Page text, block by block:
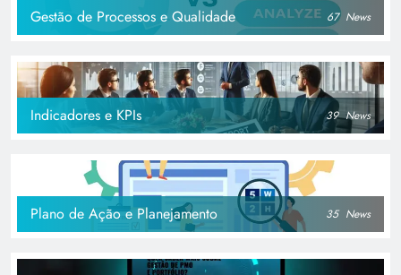
Gestão de Processos e Qualidade 67 News
Indicadores e KPIs 39 News
Plano de Ação e Planejamento 35 News